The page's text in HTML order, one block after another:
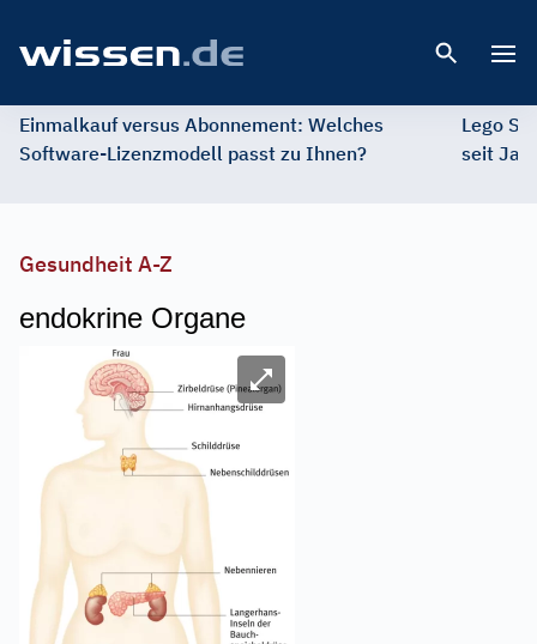
Einmalkauf versus Abonnement: Welches
Software-Lizenzmodell passt zu Ihnen?
Lego
seit
Gesundheit A-Z
endokrine Organe
Bild vergrößern